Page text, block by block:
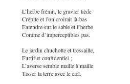
L’herbe frémit, le gravier tiède
Crépite et l’on croirait là-bas
Entendre sur le sable et l’herbe
Comme d’imperceptibles pas.
Le jardin chuchotte et tressaille,
Furtif et confidentiel ;
L’averse semble maille à maille
Tisser la terre avec le ciel.